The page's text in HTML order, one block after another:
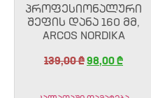
ᲞᲠᲝᲤᲔᲡᲘᲝᲜᲐᲚᲣᲠᲘ
ᲨᲔᲤᲘᲡ ᲓᲐᲜᲐ 160 ᲛᲛ,
ARCOS NORDIKA
139,00₾98,00₾